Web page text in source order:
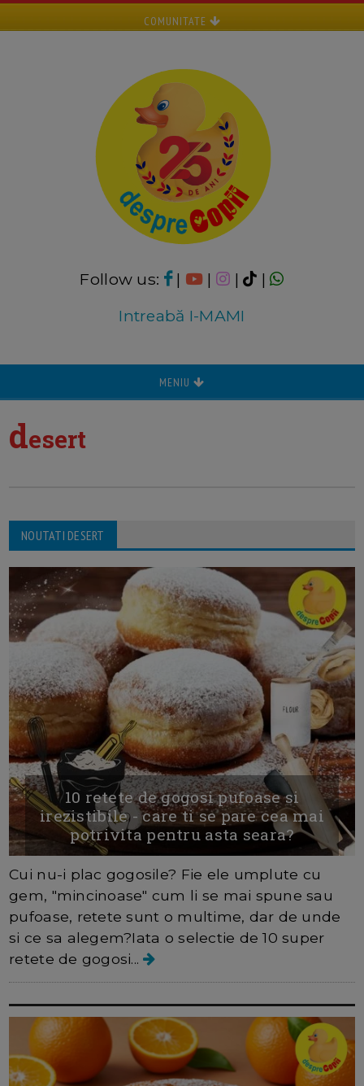
COMUNITATE
Follow us: | | |
|
Intreabă I-MAMI
MENIU
desert
NOUTATI DESERT
10 retete de gogosi pufoase si
irezistibile - care ti se pare cea mai
potrivita pentru asta seara?
Cui nu-i plac gogosile? Fie ele umplute cu
gem, "mincinoase" cum li se mai spune sau
pufoase, retete sunt o multime, dar de unde
si ce sa alegem?Iata o selectie de 10 super
retete de gogosi...